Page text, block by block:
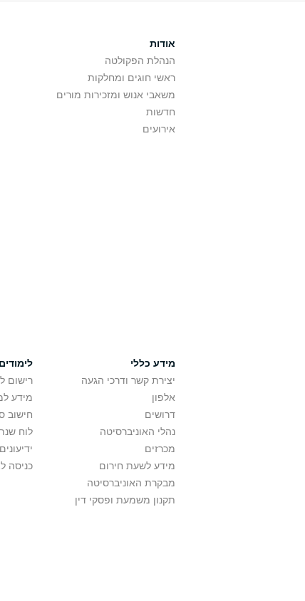
אודות
הנהלת הפקולטה
ראשי חוגים ומחלקות
משאבי אנוש ומזכירות מורים
חדשות
אירועים
מידע כללי
יצירת קשר ודרכי הגעה
אלפון
דרושים
נהלי האוניברסיטה
מכרזים
מידע לשעת חירום
מבקרת האוניברסיטה
תקנון משמעת ופסקי דין
לימודים
רישום
מידע
חישוב
לוח
ידיעונים
כניסה